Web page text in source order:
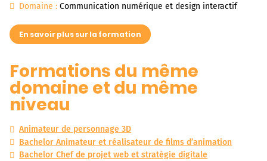
Domaine : Communication numérique et design interactif
En savoir plus sur la formation
Formations du même
domaine et du même
niveau
Animateur de personnage 3D
Bachelor Animateur et réalisateur de films d’animation
Bachelor Chef de projet web et stratégie digitale